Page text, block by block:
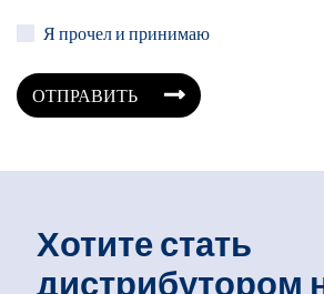
Я прочел и принимаю
ОТПРАВИТЬ
Хотите стать
дистрибутором